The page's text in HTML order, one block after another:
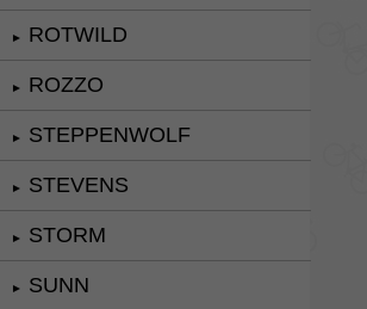
► ROTWILD
► ROZZO
► STEPPENWOLF
► STEVENS
► STORM
► SUNN